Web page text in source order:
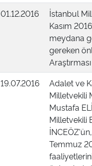
01.12.2016
İstanbul
Kasım
meydana
gereken
19.07.2016
Adalet ve
Milletvekili
Mustafa
Milletvekili
Temmuz